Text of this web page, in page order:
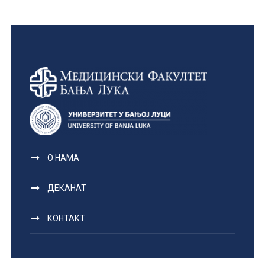
О НАМА
ДЕКАНАТ
КОНТАКТ